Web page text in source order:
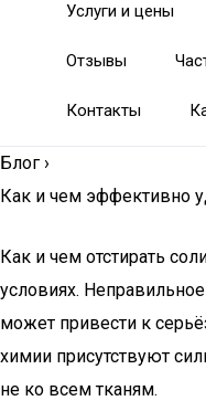
Услуги и цены
Отзывы
Контакты
Блог ›
Как и чем эффективно
Как и чем отстирать
условиях.
может привести к
химии присутствуют
не ко всем тканям.